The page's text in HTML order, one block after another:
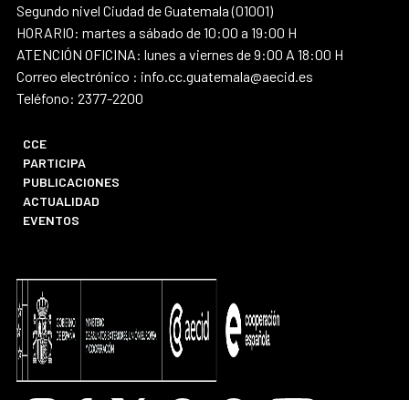
Segundo nivel Ciudad de Guatemala (01001)
HORARIO: martes a sábado de 10:00 a 19:00 H
ATENCIÓN OFICINA: lunes a viernes de 9:00 A 18:00 H
Correo electrónico : info.cc.guatemala@aecid.es
Teléfono: 2377-2200
CCE
PARTICIPA
PUBLICACIONES
ACTUALIDAD
EVENTOS